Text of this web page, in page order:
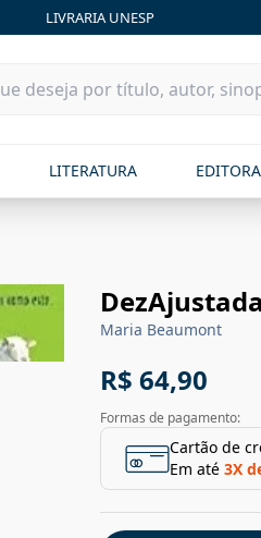
LIVRARIA UNESP
LITERATURA
DezAjustada
Maria Beaumont
R$ 64,90
Formas de pagamento:
Cartão de
Em até 3X